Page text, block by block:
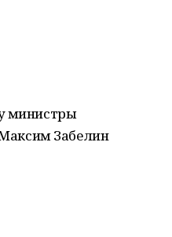
министры
Забелин